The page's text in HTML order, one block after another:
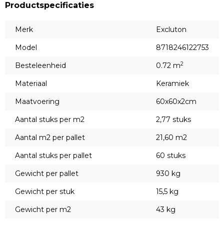
Productspecificaties
Merk
Excluton
Model
8718246122753
Besteleenheid
0.72 m2
Materiaal
Keramiek
Maatvoering
60x60x2cm
Aantal stuks per m2
2,77 stuks
Aantal m2 per pallet
21,60 m2
Aantal stuks per pallet
60 stuks
Gewicht per pallet
930 kg
Gewicht per stuk
15,5 kg
Gewicht per m2
43 kg